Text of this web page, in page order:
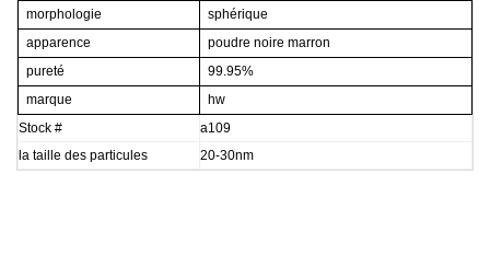
morphologie
sphérique
apparence
poudre noire marron
pureté
99.95%
marque
hw
Stock #
a109
la taille des particules
20-30nm